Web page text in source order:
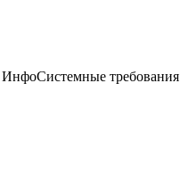
ИнфоСистемные требования